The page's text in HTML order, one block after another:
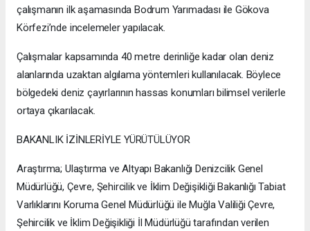
çalışmanın ilk aşamasında Bodrum Yarımadası ile Gökova
Körfezi’nde incelemeler yapılacak.
Çalışmalar kapsamında 40 metre derinliğe kadar olan deniz
alanlarında uzaktan algılama yöntemleri kullanılacak. Böylece
bölgedeki deniz çayırlarının hassas konumları bilimsel verilerle
ortaya çıkarılacak.
BAKANLIK İZİNLERİYLE YÜRÜTÜLÜYOR
Araştırma; Ulaştırma ve Altyapı Bakanlığı Denizcilik Genel
Müdürlüğü, Çevre, Şehircilik ve İklim Değişikliği Bakanlığı Tabiat
Varlıklarını Koruma Genel Müdürlüğü ile Muğla Valiliği Çevre,
Şehircilik ve İklim Değişikliği İl Müdürlüğü tarafından verilen